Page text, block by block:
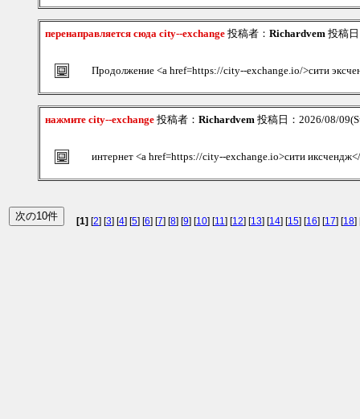
перенаправляется сюда city--exchange 投稿者： Richardvem 投稿
Продолжение <a href=https://city--exchange.io/>сити
нажмите city--exchange 投稿者： Richardvem 投稿日：2026/08/
интернет <a href=https://city--exchange.io>сити
[1] [2] [3] [4] [5] [6] [7] [8] [9] [10] [11] [12] [13] [14] [15] [16] [17] [18]